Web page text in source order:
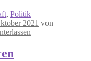
, Politik
2021 von